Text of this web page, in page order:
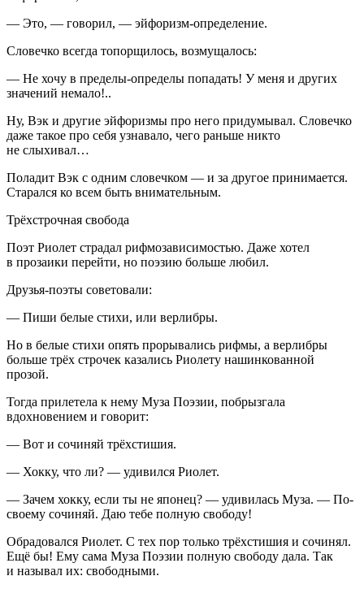
— Это, — говорил, — эйфоризм-определение.
Словечко всегда топорщилось, возмущалось:
— Не хочу в пределы-определы попадать! У меня и других
значений немало!..
Ну, Вэк и другие эйфоризмы про него придумывал. Словечко
даже такое про себя узнавало, чего раньше никто
не слыхивал…
Поладит Вэк с одним словечком — и за другое принимается.
Старался ко всем быть внимательным.
Трёхстрочная свобода
Поэт Риолет страдал рифмозависимостью. Даже хотел
в прозаики перейти, но поэзию больше любил.
Друзья-поэты советовали:
— Пиши белые стихи, или верлибры.
Но в белые стихи опять прорывались рифмы, а верлибры
больше трёх строчек казались Риолету нашинкованной
прозой.
Тогда прилетела к нему Муза Поэзии, побрызгала
вдохновением и говорит:
— Вот и сочиняй трёхстишия.
— Хокку, что ли? — удивился Риолет.
— Зачем хокку, если ты не японец? — удивилась Муза. — По-
своему сочиняй. Даю тебе полную свободу!
Обрадовался Риолет. С тех пор только трёхстишия и сочинял.
Ещё бы! Ему сама Муза Поэзии полную свободу дала. Так
и называл их: свободными.